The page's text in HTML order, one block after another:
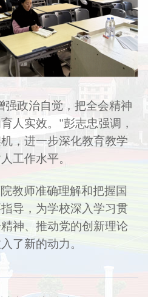
强政治自觉，把全会精神
人实效。
"彭志忠强调，
，进一步深化教育教学
工作水平。
教师准确理解和把握国
导，为学校深入学习贯
神、推动党的创新理论
了新的动力。